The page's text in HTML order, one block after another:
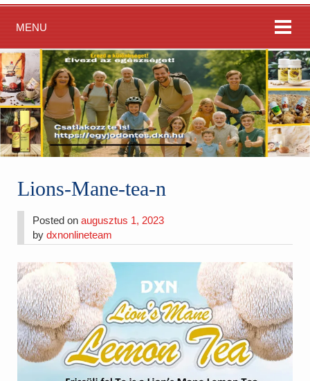
MENU
Lions-Mane-tea-n
Posted onaugusztus 1, 2023
bydxnonlineteam